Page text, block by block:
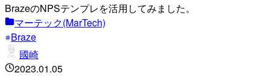
BrazeのNPSテンプレを活用してみました。
マーテック(MarTech)
Braze
國崎
2023.01.05